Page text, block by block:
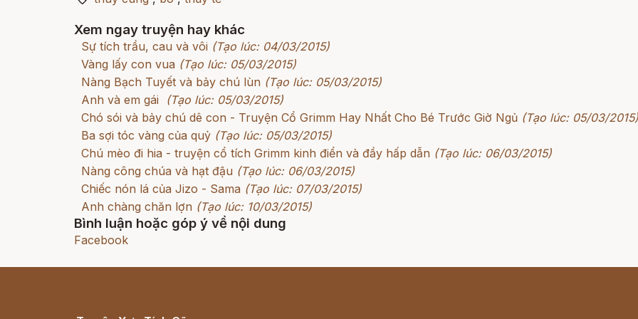
Xem ngay truyện hay khác
Sự tích trầu, cau và vôi (Tạo lúc: 04/03/2015)
Vàng lấy con vua (Tạo lúc: 05/03/2015)
Nàng Bạch Tuyết và bảy chú lùn (Tạo lúc: 05/03/2015)
Anh và em gái
(Tạo lúc: 05/03/2015)
Chó sói và bảy chú dê con - Truyện Cổ Grimm Hay Nhất Cho Bé Trước Giờ Ngủ (Tạo lúc: 05/03/2015)
Ba sợi tóc vàng của quỷ (Tạo lúc: 05/03/2015)
Chú mèo đi hia - truyện cổ tích Grimm kinh điển và đầy hấp dẫn (Tạo lúc: 06/03/2015)
Nàng công chúa và hạt đậu (Tạo lúc: 06/03/2015)
Chiếc nón lá của Jizo - Sama (Tạo lúc: 07/03/2015)
Anh chàng chăn lợn (Tạo lúc: 10/03/2015)
Bình luận hoặc góp ý về nội dung
Facebook